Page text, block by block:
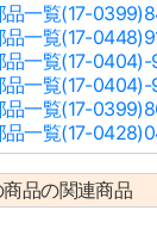
品一覧(17-
一覧(17-
品一覧(17-
品一覧(17-
品一覧(17-
品一覧(17-
商品の関連商品